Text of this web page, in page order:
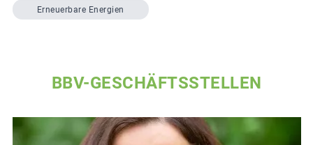
Erneuerbare Energien
BBV-GESCHÄFTSSTELLEN